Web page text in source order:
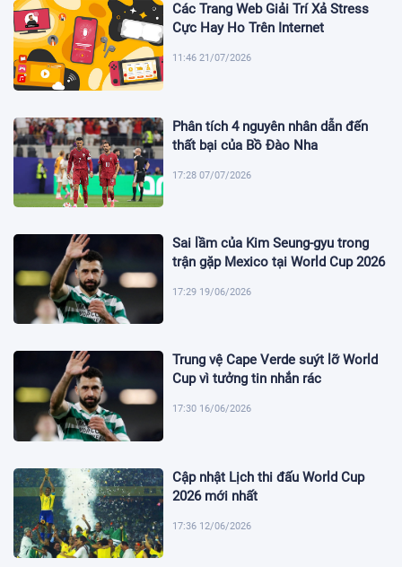
Các Trang Web Giải Trí Xả Stress
Cực Hay Ho Trên Internet
11:46 21/07/2026
Phân tích 4 nguyên nhân dẫn đến
thất bại của Bồ Đào Nha
17:28 07/07/2026
Sai lầm của Kim Seung-gyu trong
trận gặp Mexico tại World Cup 2026
17:29 19/06/2026
Trung vệ Cape Verde suýt lỡ World
Cup vì tưởng tin nhắn rác
17:30 16/06/2026
Cập nhật Lịch thi đấu World Cup
2026 mới nhất
17:36 12/06/2026